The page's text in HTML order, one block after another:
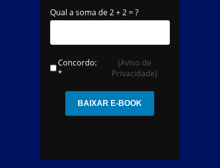
Qual a soma de 2 + 2 = ?
Concordo:
*
(Aviso de
Privacidade)